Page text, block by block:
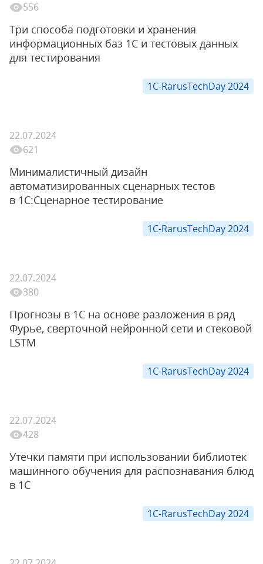
556
Три способа подготовки и хранения
информационных баз 1С и тестовых данных
для тестирования
1C-RarusTechDay 2024
22.07.2024
621
Минималистичный дизайн
автоматизированных сценарных тестов
в 1С:Сценарное тестирование
1C-RarusTechDay 2024
22.07.2024
380
Прогнозы в 1С на основе разложения в ряд
Фурье, сверточной нейронной сети и стековой
LSTM
1C-RarusTechDay 2024
22.07.2024
428
Утечки памяти при использовании библиотек
машинного обучения для распознавания блюд
в 1С
1C-RarusTechDay 2024